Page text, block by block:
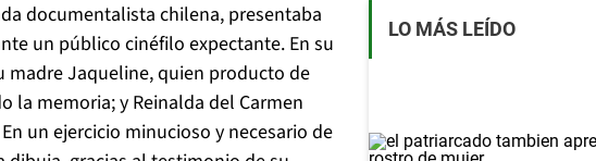
documentalista chilena, presentaba
un público cinéfilo expectante. En su
madre Jaqueline, quien producto de
la memoria; y Reinalda del Carmen
un ejercicio minucioso y necesario de
LO MÁS LEÍDO